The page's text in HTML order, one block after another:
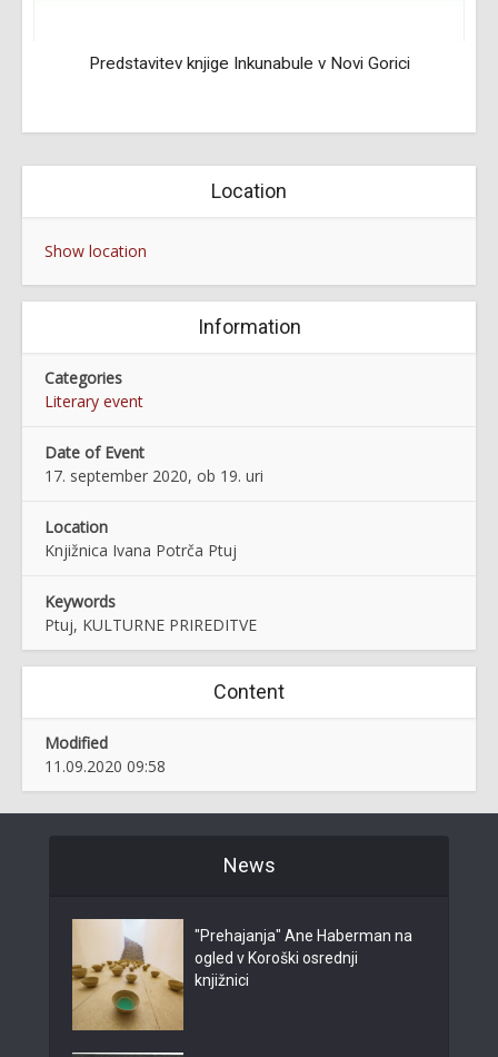
Predstavitev knjige Inkunabule v Novi Gorici
Location
Show location
Information
Categories
Literary event
Date of Event
17. september 2020, ob 19. uri
Location
Knjižnica Ivana Potrča Ptuj
Keywords
Ptuj, KULTURNE PRIREDITVE
Content
Modified
11.09.2020 09:58
News
"Prehajanja" Ane Haberman na
ogled v Koroški osrednji
knjižnici